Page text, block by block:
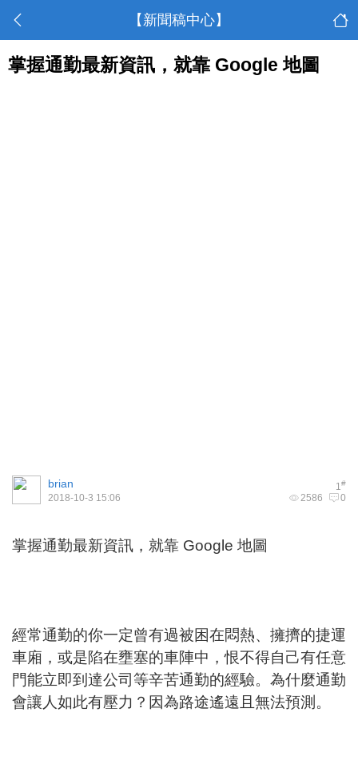
【新聞稿中心】
掌握通勤最新資訊，就靠 Google 地圖
1#
brian
2586 0
2018-10-3 15:06
掌握通勤最新資訊，就靠 Google 地圖
經常通勤的你一定曾有過被困在悶熱、擁擠的捷運
車廂，或是陷在壅塞的車陣中，恨不得自己有任意
門能立即到達公司等辛苦通勤的經驗。為什麼通勤
會讓人如此有壓力？因為路途遙遠且無法預測。